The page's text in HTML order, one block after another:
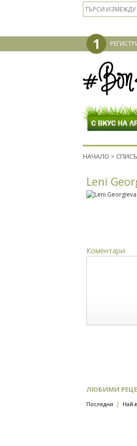
1
НАЧАЛО >
Leni
Коментари
ЛЮБИМИ
Последни | Най-